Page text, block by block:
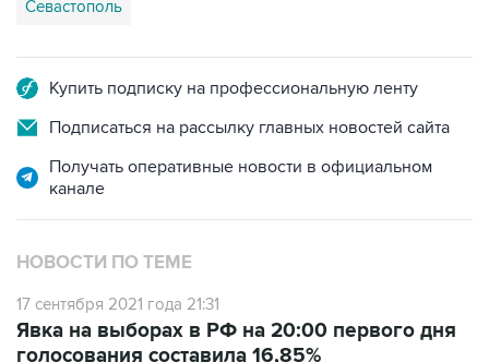
Подписаться на рассылку главных новостей сайта
Получать оперативные новости в официальном
НОВОСТИ ПО ТЕМЕ
17 сентября 2021 года 21:31
голосования составила 16,85%